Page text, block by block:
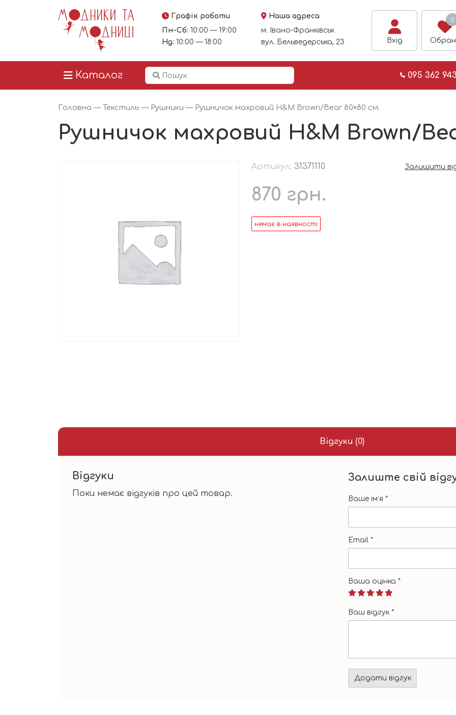
Графік роботи
Пн-Сб: 10:00 — 19:00
Нд: 10:00 — 18:00
Наша адреса
м. Івано-Франківськ
вул. Бельведерська, 23
Вхід
0
Каталог 095 362
Головна —Текстиль — Рушники — Рушничок махровий H&M Brown/Bear 80×80 см.
Рушничок махровий H&M Brown/
Артикул: 31371110 Залишити
870 грн.
немає в наявності
Відгуки (0)
Відгуки
Поки немає відгуків про цей товар.
Залиште свій
Ваше ім'я *
Email *
Ваша оцінка *
Ваш відгук *